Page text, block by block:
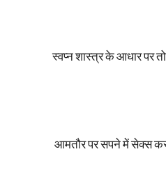
स्वप्न शास्त्र के आधार पर
आमतौर पर सपने में सेक्स